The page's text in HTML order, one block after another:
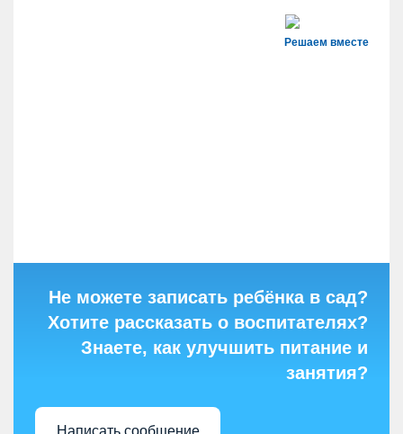
Решаем вместе
Не можете записать ребёнка в сад?
Хотите рассказать о воспитателях?
Знаете, как улучшить питание и
занятия?
Написать сообщение